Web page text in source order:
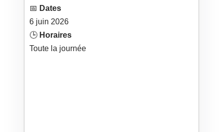
📅 Dates
6 juin 2026
🕒 Horaires
Toute la journée